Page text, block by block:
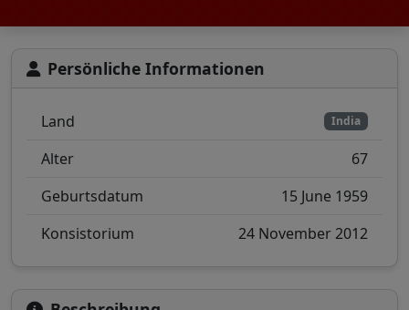
Persönliche Informationen
Land India
Alter
67
Geburtsdatum
15 June 1959
Konsistorium
24 November 2012